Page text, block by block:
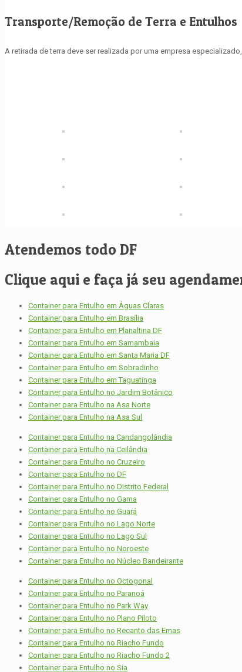
Transporte/Remoção de Terra e Entulhos
A retirada de terra deve ser realizada por uma empresa
Atendemos todo DF
Clique aqui e faça já seu
Container para Entulho em Águas Claras
Container para Entulho em Brasília
Container para Entulho em Planaltina DF
Container para Entulho em Samambaia
Container para Entulho em Santa Maria DF
Container para Entulho em Sobradinho
Container para Entulho em Taguatinga
Container para Entulho no Jardim Botânico
Container para Entulho na Asa Norte
Container para Entulho na Asa Sul
Container para Entulho na Candangolândia
Container para Entulho na Ceilândia
Container para Entulho no Cruzeiro
Container para Entulho no DF
Container para Entulho no Distrito Federal
Container para Entulho no Gama
Container para Entulho no Guará
Container para Entulho no Lago Norte
Container para Entulho no Lago Sul
Container para Entulho no Noroeste
Container para Entulho no Núcleo Bandeirante
Container para Entulho no Octogonal
Container para Entulho no Paranoá
Container para Entulho no Park Way
Container para Entulho no Plano Piloto
Container para Entulho no Recanto das Emas
Container para Entulho no Riacho Fundo
Container para Entulho no Riacho Fundo 2
Container para Entulho no Sia